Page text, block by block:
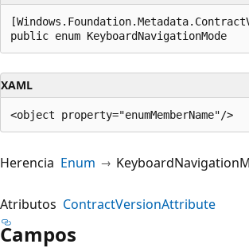
public enum KeyboardNavigationMode
XAML
Herencia Enum
Atributos ContractVersionAttribute
Campos